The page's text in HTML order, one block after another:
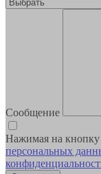
Сообщение
Нажимая на
персональных